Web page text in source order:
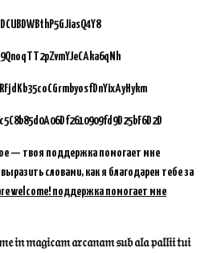
— твоя поддержка помогает мне
словами, как я благодарен тебе за
welcome! поддержка помогает мне
𝔦𝔫 𝔪𝔞𝔤𝔦𝔠𝔞𝔪 𝔞𝔯𝔠𝔞𝔫𝔞𝔪 𝔰𝔲𝔟 𝔞𝔩𝔞 𝔭𝔞𝔩𝔩𝔦𝔦 𝔱𝔲𝔦